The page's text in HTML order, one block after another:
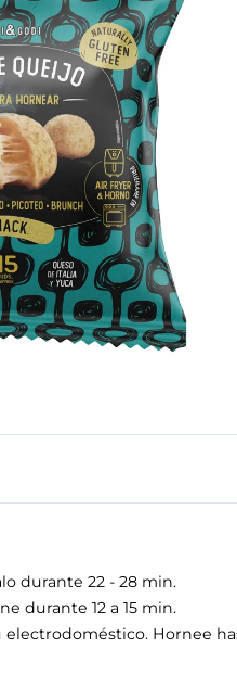
durante 22 - 28 min.
durante 12 a 15 min.
Hornee